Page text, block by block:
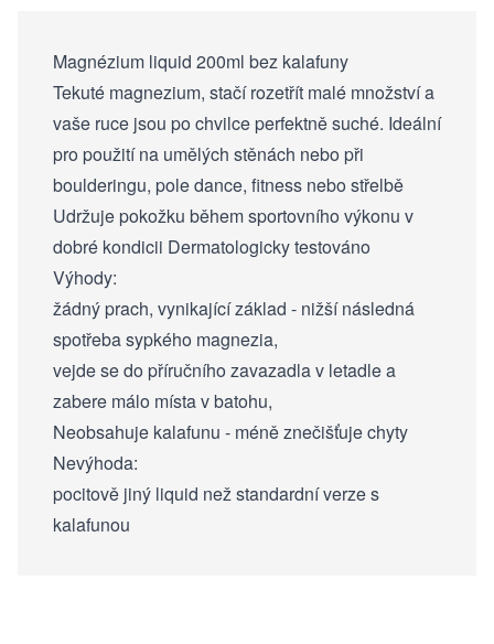
Magnézium liquid 200ml bez kalafuny
Tekuté magnezium, stačí rozetřít malé množství a
vaše ruce jsou po chvilce perfektně suché. Ideální
pro použití na umělých stěnách nebo při
boulderingu, pole dance, fitness nebo střelbě
Udržuje pokožku během sportovního výkonu v
dobré kondicii Dermatologicky testováno
Výhody:
žádný prach, vynikající základ - nižší následná
spotřeba sypkého magnezia,
vejde se do příručního zavazadla v letadle a
zabere málo místa v batohu,
Neobsahuje kalafunu - méně znečišťuje chyty
Nevýhoda:
pocitově jiný liquid než standardní verze s
kalafunou